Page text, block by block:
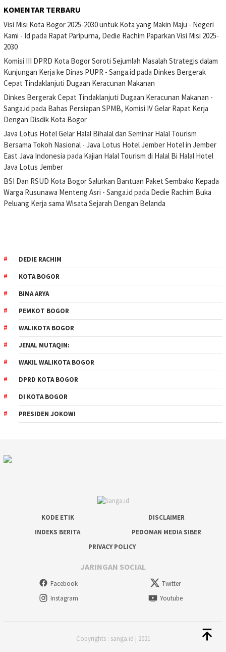
KOMENTAR TERBARU
Visi Misi Kota Bogor 2025-2030 untuk Kota yang Makin Maju - Negeri
Kami - Id pada Rapat Paripurna, Dedie Rachim Paparkan Visi Misi 2025-
2030
Komisi III DPRD Kota Bogor Soroti Sejumlah Masalah Strategis dalam
Kunjungan Kerja ke Dinas PUPR - Sanga.id pada Dinkes Bergerak
Cepat Tindaklanjuti Dugaan Keracunan Makanan
Dinkes Bergerak Cepat Tindaklanjuti Dugaan Keracunan Makanan -
Sanga.id pada Bahas Persiapan SPMB, Komisi IV Gelar Rapat Kerja
Dengan Disdik Kota Bogor
Java Lotus Hotel Gelar Halal Bihalal dan Seminar Halal Tourism
Bersama Tokoh Nasional - Java Lotus Hotel Jember Hotel in Jember
East Java Indonesia pada Kajian Halal Tourism di Halal Bi Halal Hotel
Java Lotus Jember
BSI Dan RSUD Kota Bogor Salurkan Bantuan Paket Sembako Kepada
Warga Rusunawa Menteng Asri - Sanga.id pada Dedie Rachim Buka
Peluang Kerja sama Wisata Sejarah Dengan Belanda
DEDIE RACHIM
KOTA BOGOR
BIMA ARYA
PEMKOT BOGOR
WALIKOTA BOGOR
JENAL MUTAQIN:
WAKIL WALIKOTA BOGOR
DPRD KOTA BOGOR
DI KOTA BOGOR
PRESIDEN JOKOWI
KODE ETIK
DISCLAIMER
INDEKS BERITA
PEDOMAN MEDIA SIBER
PRIVACY POLICY
JARINGAN SOCIAL
Facebook
Twitter
Instagram
Youtube
Copyrights : sanga.id | 2021